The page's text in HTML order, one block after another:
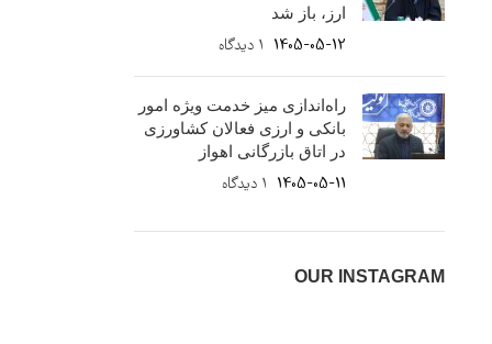
ارز، باز شد
1405-05-12 ۱ دیدگاه
راه‌اندازی میز خدمت ویژه امور
بانکی و ارزی فعالان کشاورزی
در اتاق بازرگانی اهواز
1405-05-11 ۱ دیدگاه
OUR INSTAGRAM